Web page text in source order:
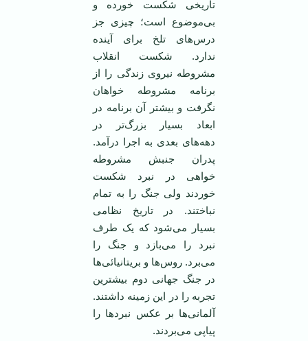
تاریخی شکست خورده و
بی‌موضوع است؛ چیزی جز
درس‌های تلخ برای آینده
ندارد. شکست انقلاب
مشروطه نیروی زندگی را از
برنامه مشروطه خواهان
نگرفت و بیشتر آن برنامه در
ابعاد بسیار بزرگ‌تر در
دهه‌های بعدی به اجرا درآمد.
پدران جنبش مشروطه
خواهی در نبرد شکست
خوردند ولی جنگ را به تمام
نباختند. در تاریخ نظامی
‌بسیار می‌شود که یک طرف
نبرد را می‌بازد و جنگ را
می‌برد. روس‌ها و بریتانیائی‌ها
در جنگ جهانی دوم بیشترین
تجربه را در این زمینه داشتند.
آلمانی‌ها بر عکس نبرد‌ها را
پیاپی می‌بردند.